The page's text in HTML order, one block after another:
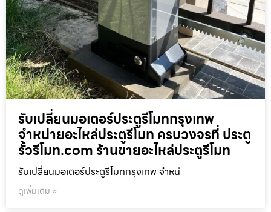
รับเปลี่ยนมอเตอร์ประตูรีโมทกรุงเทพ
จำหน่ายอะไหล่ประตูรีโมท ครบวงจรที่ ประตู
รั้วรีโมท.com ร้านขายอะไหล่ประตูรีโมท
รับเปลี่ยนมอเตอร์ประตูรีโมทกรุงเทพ จำหน่
ดูเพิ่มเติม »